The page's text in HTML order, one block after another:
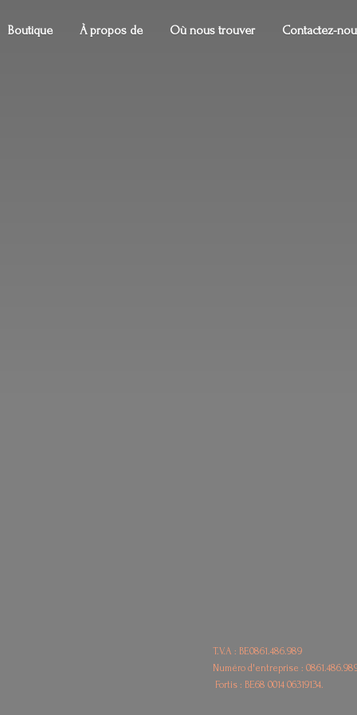
Boutique À propos de Où nous trouver Contactez-
T.V.A : BE0861.486.989
Numéro d'entreprise :
Fortis : BE68 0014 06319134.